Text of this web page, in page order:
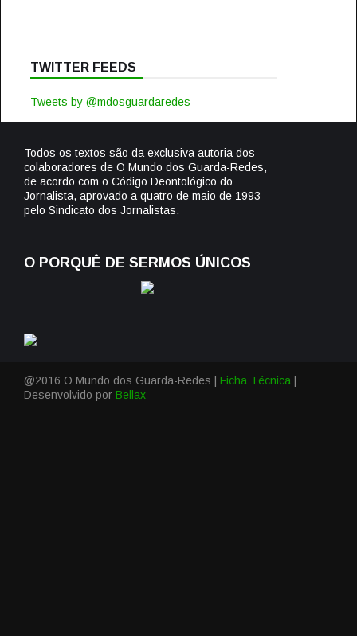
TWITTER FEEDS
Tweets by @mdosguardaredes
Todos os textos são da exclusiva autoria dos
colaboradores de O Mundo dos Guarda-Redes,
de acordo com o Código Deontológico do
Jornalista, aprovado a quatro de maio de 1993
pelo Sindicato dos Jornalistas.
O PORQUÊ DE SERMOS ÚNICOS
@2016 O Mundo dos Guarda-Redes | Ficha Técnica
Desenvolvido por Bellax